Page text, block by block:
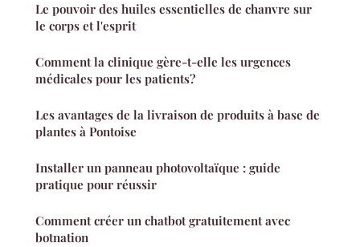
Le pouvoir des huiles essentielles de chanvre sur
le corps et l'esprit
Comment la clinique gère-t-elle les urgences
médicales pour les patients?
Les avantages de la livraison de produits à base de
plantes à Pontoise
Installer un panneau photovoltaïque : guide
pratique pour réussir
Comment créer un chatbot gratuitement avec
botnation